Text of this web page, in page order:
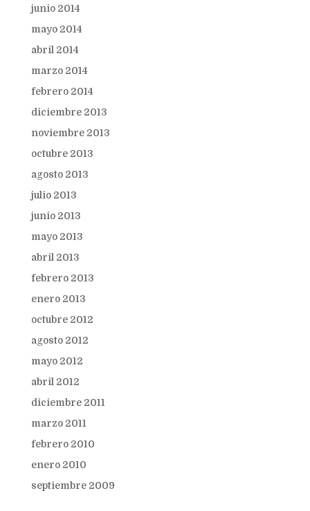
junio 2014
mayo 2014
abril 2014
marzo 2014
febrero 2014
diciembre 2013
noviembre 2013
octubre 2013
agosto 2013
julio 2013
junio 2013
mayo 2013
abril 2013
febrero 2013
enero 2013
octubre 2012
agosto 2012
mayo 2012
abril 2012
diciembre 2011
marzo 2011
febrero 2010
enero 2010
septiembre 2009